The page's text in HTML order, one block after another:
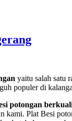
yaitu salah satu
populer di
potongan
kami. Plat Besi